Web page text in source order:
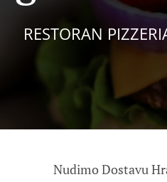
RESTORAN
Nudimo Dostavu